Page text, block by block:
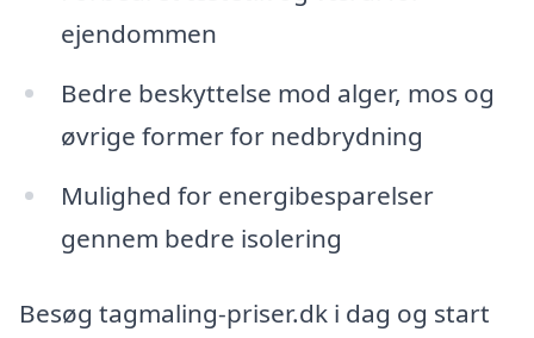
ejendommen
Bedre beskyttelse mod alger, mos og
øvrige former for nedbrydning
Mulighed for energibesparelser
gennem bedre isolering
Besøg tagmaling-priser.dk i dag og start